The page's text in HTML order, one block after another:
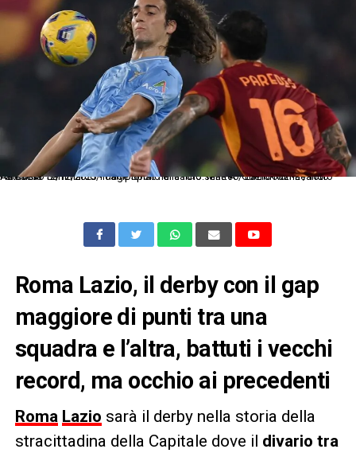
As Roma 12/12/2023 - campionato di calcio serie A / Lazio-Roma / foto Antonello Sammarco/Image Sport nella foto: Matteo Guendouzi-Leandro Paredes
Roma Lazio, il derby con il gap
maggiore di punti tra una
squadra e l’altra, battuti i vecchi
record, ma occhio ai precedenti
Roma Lazio sarà il derby nella storia della
stracittadina della Capitale dove il divario tra